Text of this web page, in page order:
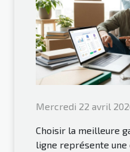
Mercredi 22 avril
Choisir la meilleure
ligne représente